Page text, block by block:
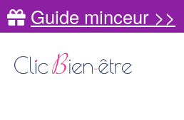
Guide minceur >>